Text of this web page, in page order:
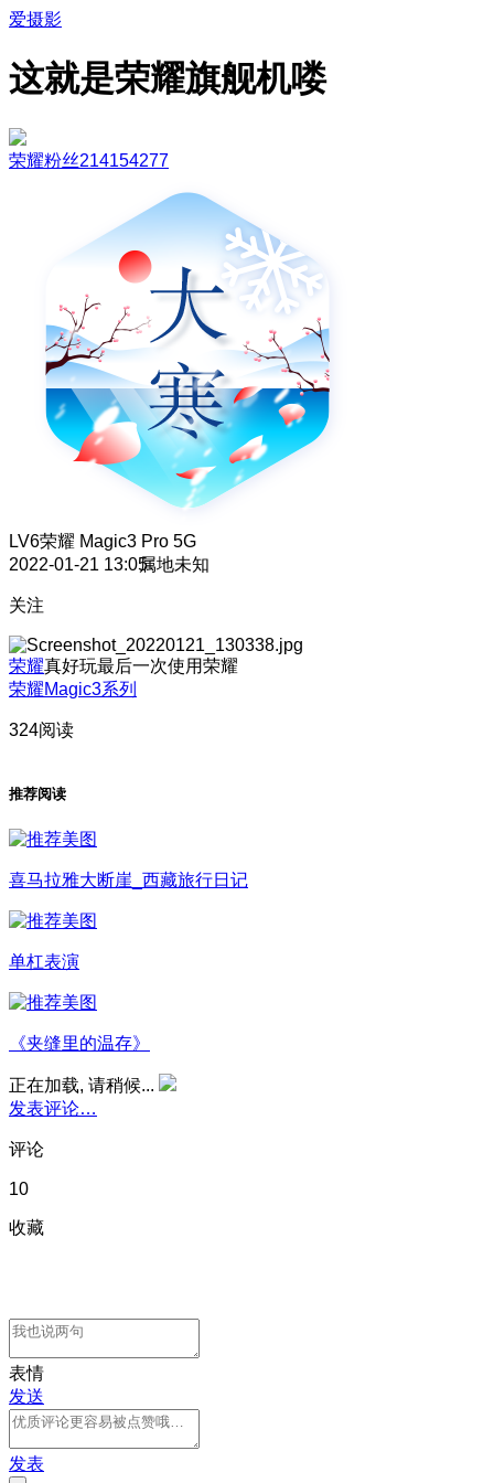
爱摄影
这就是荣耀旗舰机喽
荣耀粉丝214154277
LV6荣耀 Magic3 Pro 5G
2022-01-21 13:05属地未知
关注
荣耀真好玩最后一次使用荣耀
荣耀Magic3系列
324阅读
推荐阅读
喜马拉雅大断崖_西藏旅行日记
单杠表演
《夹缝里的温存》
正在加载, 请稍候...
发表评论…
评论
10
收藏
表情
发送
发表